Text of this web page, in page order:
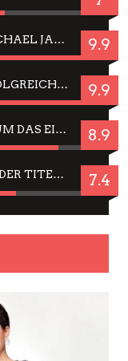
WEGEN DES ERFOLGES – MJ: MICHAEL JACKSON MUSICAL IN EINER MATINEE SEHEN 9.9
JELLYFISH HAMBURG: DAS ERFOLGREICHE SOMMER-MENÜ 2025 IN GEFÜHLEN UND BILDERN 9.9
CÉSAR FÜR JIM CARREY? WARUM DAS EINER DER NERVIGSTEN ACTORS IST UND BLEIBT 8.9
JING JING: IN-THAI RÄUMT WIEDER TITEL AB – EIN ZWEI-STUNDEN-ERLEBNISBERICHT 7.4